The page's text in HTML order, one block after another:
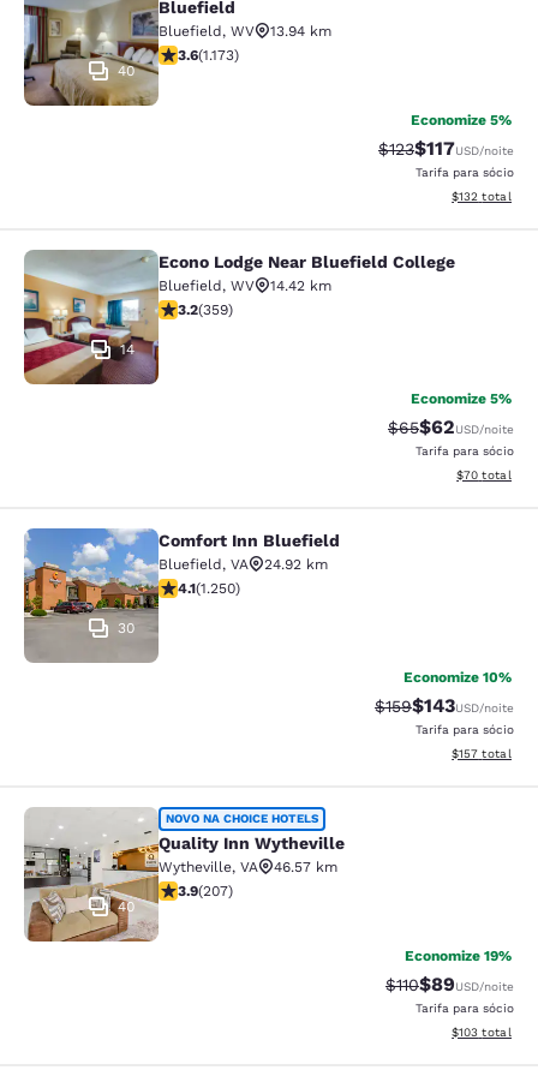
40
Bluefield
Bluefield, WV
13.94 km
classificação 3.58 estrelas. Bom. 1173 avaliações
3.6(1.173)
Economize 5%
Tarifa anterior
$123Tarifa com
$117USD/noite
Tarifa para sócio
Exibir
$132 total
Econo Lodge Near Bluefield College
14
Econo Lodge Near Bluefield College
Bluefield, WV
14.42 km
classificação 3.21 estrelas. Bom. 359 avaliações
3.2(359)
Economize 5%
Tarifa anterior
$65Tarifa com
$62USD/noite
Tarifa para sócio
Exibir
$70 total
Comfort Inn Bluefield
30
Comfort Inn Bluefield
Bluefield, VA
24.92 km
classificação 4.08 estrelas. Muito bom. 1250
4.1(1.250)
Economize 10%
Tarifa anterior
$159Tarifa com
$143USD/noite
Tarifa para sócio
Exibir
$157 total
Quality Inn Wytheville
40
NOVO NA CHOICE HOTELS
Quality Inn Wytheville
Wytheville, VA
46.57 km
classificação 3.91 estrelas. Bom. 207 avaliações
3.9(207)
Economize 19%
Tarifa anterior
$110Tarifa com
$89USD/noite
Tarifa para sócio
Exibir
$103 total